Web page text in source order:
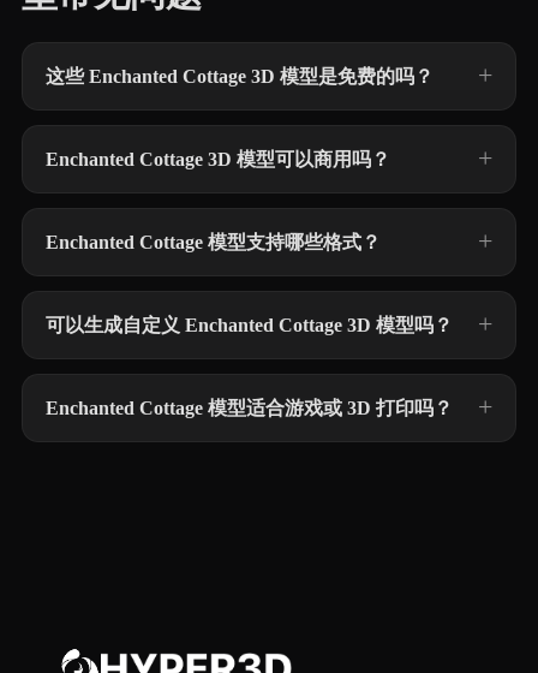
这些 Enchanted Cottage 3D 模型是免费的吗？
Enchanted Cottage 3D 模型可以商用吗？
Enchanted Cottage 模型支持哪些格式？
可以生成自定义 Enchanted Cottage 3D 模型吗？
Enchanted Cottage 模型适合游戏或 3D 打印吗？